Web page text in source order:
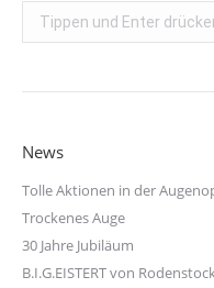
Search:
News
Tolle Aktionen in der
Trockenes Auge
30 Jahre Jubiläum
B.I.G.EISTERT von